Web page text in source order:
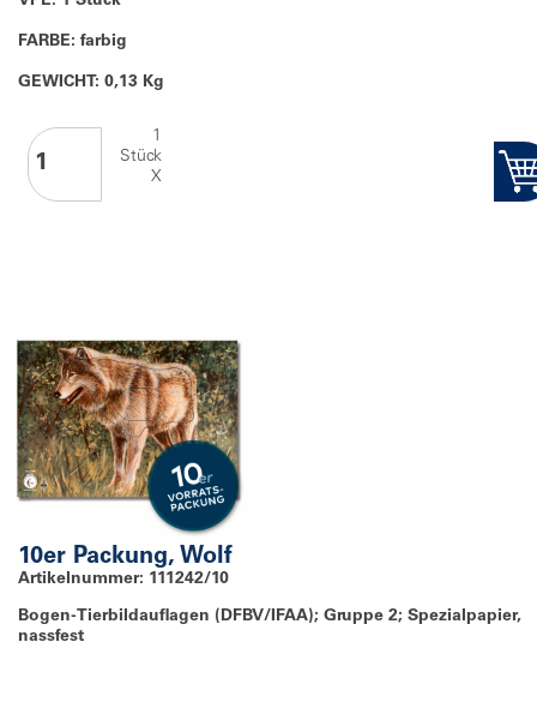
FARBE: farbig
GEWICHT: 0,13 Kg
1
Stück
X
10er Packung, Wolf
Artikelnummer: 111242/10
Bogen-Tierbildauflagen (DFBV/IFAA); Gruppe 2; Spezialpapier,
nassfest